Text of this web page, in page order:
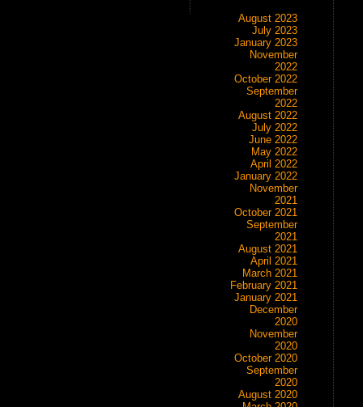
August 2023
July 2023
January 2023
November
2022
October 2022
September
2022
August 2022
July 2022
June 2022
May 2022
April 2022
January 2022
November
2021
October 2021
September
2021
August 2021
April 2021
March 2021
February 2021
January 2021
December
2020
November
2020
October 2020
September
2020
August 2020